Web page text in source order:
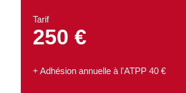
Tarif
250 €
+ Adhésion annuelle à l'ATPP 40 €